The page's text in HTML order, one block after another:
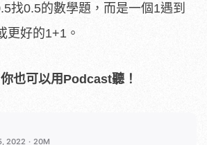
找0.5的數學題，而是一個1遇到
更好的1+1。
也可以用Podcast聽！